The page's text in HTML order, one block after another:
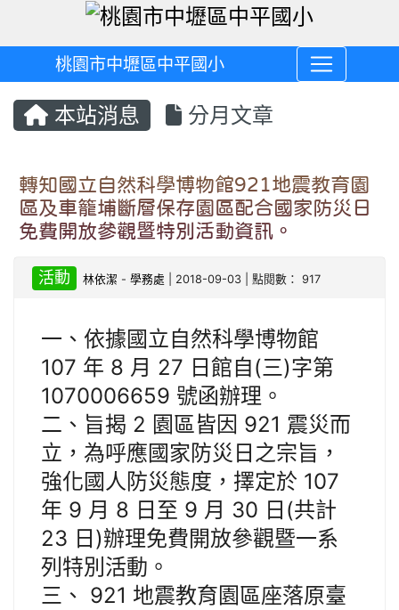
桃園市中壢區中平國小
本站消息 分月文章
轉知國立自然科學博物館921地震教育園
區及車籠埔斷層保存園區配合國家防災日
免費開放參觀暨特別活動資訊。
活動 林依潔 -學務處 | 2018-09-03 | 點閱數： 917
一、依據國立自然科學博物館
107 年 8 月 27 日館自(三)字第
1070006659 號函辦理。
二、旨揭 2 園區皆因 921 震災而
立，為呼應國家防災日之宗旨，
強化國人防災態度，擇定於 107
年 9 月 8 日至 9 月 30 日(共計
23 日)辦理免費開放參觀暨一系
列特別活動。
三、 921 地震教育園區座落原臺